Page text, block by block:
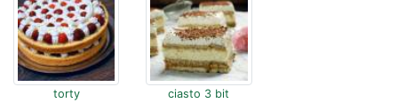
torty ciasto 3 bit